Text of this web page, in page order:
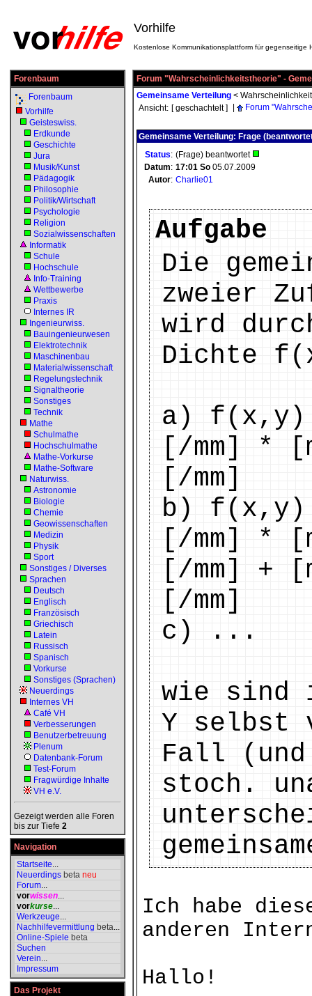
Vorhilfe
Kostenlose Kommunikationsplattform für gegenseitige
Forenbaum
Forenbaum
Vorhilfe
Geisteswiss.
Erdkunde
Geschichte
Jura
Musik/Kunst
Pädagogik
Philosophie
Politik/Wirtschaft
Psychologie
Religion
Sozialwissenschaften
Informatik
Schule
Hochschule
Info-Training
Wettbewerbe
Praxis
Internes IR
Ingenieurwiss.
Bauingenieurwesen
Elektrotechnik
Maschinenbau
Materialwissenschaft
Regelungstechnik
Signaltheorie
Sonstiges
Technik
Mathe
Schulmathe
Hochschulmathe
Mathe-Vorkurse
Mathe-Software
Naturwiss.
Astronomie
Biologie
Chemie
Geowissenschaften
Medizin
Physik
Sport
Sonstiges / Diverses
Sprachen
Deutsch
Englisch
Französisch
Griechisch
Latein
Russisch
Spanisch
Vorkurse
Sonstiges (Sprachen)
Neuerdings
Internes VH
Café VH
Verbesserungen
Benutzerbetreuung
Plenum
Datenbank-Forum
Test-Forum
Fragwürdige Inhalte
VH e.V.
Gezeigt werden alle Foren
bis zur Tiefe 2
Navigation
Startseite...
Neuerdings beta neu
Forum...
vorwissen...
vorkurse...
Werkzeuge...
Nachhilfevermittlung beta...
Online-Spiele beta
Suchen
Verein...
Impressum
Das Projekt
Forum "Wahrscheinlichkeitstheorie" -
Gemeinsame Verteilung <
Ansicht: [ geschachtelt ] Forum
Gemeinsame Verteilung: Frage
Status: (Frage) beantwortet
Datum: 17:01 So 05.07.2009
Autor: Charlie01
Aufgabe
Die
zweier
wird
Dichte
a) f(x,y)
[/mm] *
[/mm]
b) f(x,y)
[/mm] *
[/mm] +
[/mm]
c) ...
wie sind
Y selbst
Fall (und
stoch.
Ich habe
anderen
Hallo!